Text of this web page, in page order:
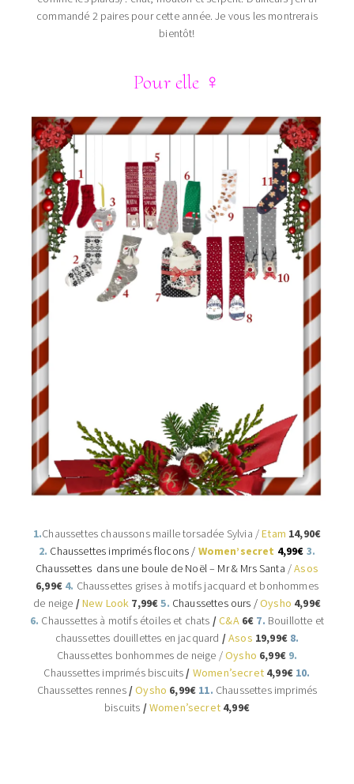
commandé 2 paires pour cette année. Je vous les montrerais
bientôt!
Pour elle ♀
1.Chaussettes chaussons maille torsadée Sylvia /Etam 14,90€
2. Chaussettes imprimés flocons / Women’secret 4,99€ 3.
Chaussettes dans une boule de Noël – Mr & Mrs Santa /Asos
6,99€ 4. Chaussettes grises à motifs jacquard et bonhommes
de neige /New Look 7,99€5. Chaussettes ours /Oysho 4,99€
6. Chaussettes à motifs étoiles et chats /C&A 6€ 7. Bouillotte et
chaussettes douillettes en jacquard /Asos 19,99€ 8.
Chaussettes bonhommes de neige /Oysho 6,99€ 9.
Chaussettes imprimés biscuits / Women’secret4,99€ 10.
Chaussettes rennes/Oysho 6,99€ 11. Chaussettes imprimés
biscuits /Women’secret4,99€